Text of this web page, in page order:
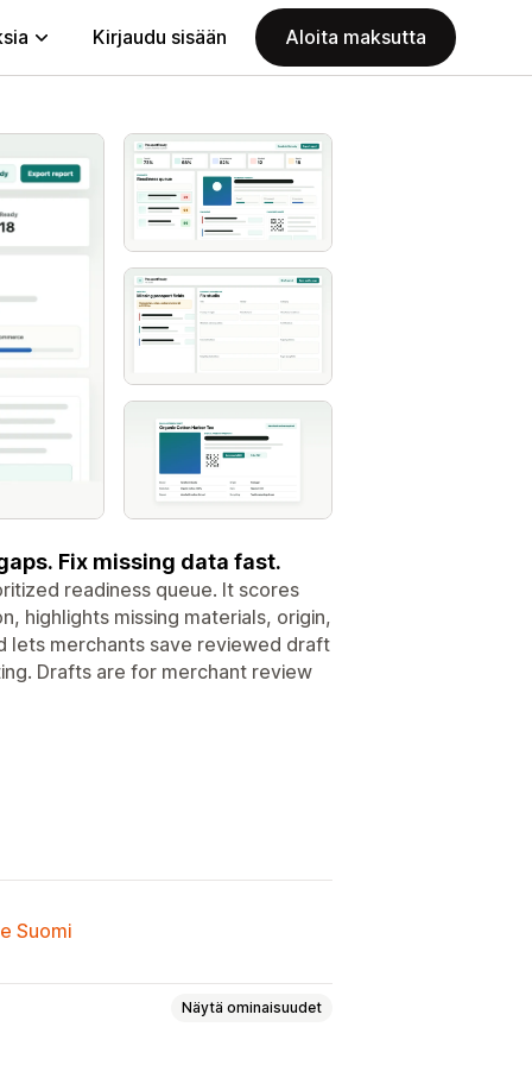
Kirjaudu sisään Aloita maksutta
Fix missing data fast.
readiness queue. It scores
highlights missing materials, origin,
lets merchants save reviewed draft
Drafts are for merchant review
Suomi
Näytä ominaisuudet